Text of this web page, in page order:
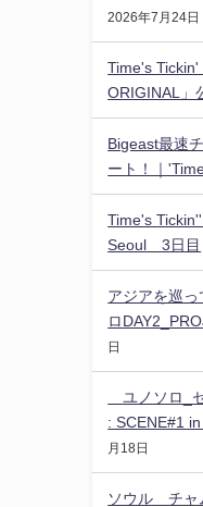
2026年7月24日
Time's Tickin'
ORIGINAL」
Bigeast最速
ート！｜
Time's
Seoul 3日目
アジアを巡
ロ
日
ユノソロ_
: SCENE#1
月18日
ソウル チャ